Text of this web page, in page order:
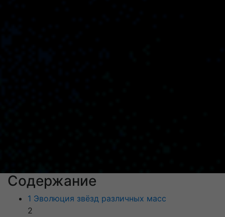
Содержание
1 Эволюция звёзд различных масс
2